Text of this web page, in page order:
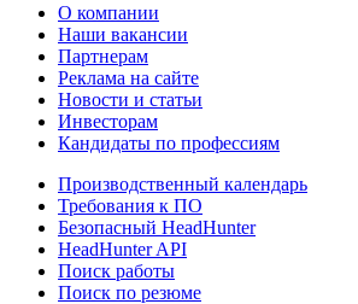
О компании
Наши вакансии
Партнерам
Реклама на сайте
Новости и статьи
Инвесторам
Кандидаты по профессиям
Производственный календарь
Требования к ПО
Безопасный HeadHunter
HeadHunter API
Поиск работы
Поиск по резюме